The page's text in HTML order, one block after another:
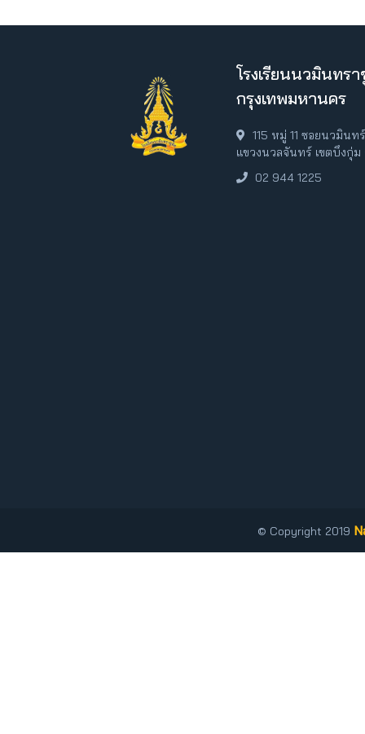
โรงเรียนนวมินทร
กรุงเทพมหานคร
115 หมู่ 11 ซอยนวมิน
แขวงนวลจันทร์ เขตบึงกุ่
02 944 1225
© Copyright 2019